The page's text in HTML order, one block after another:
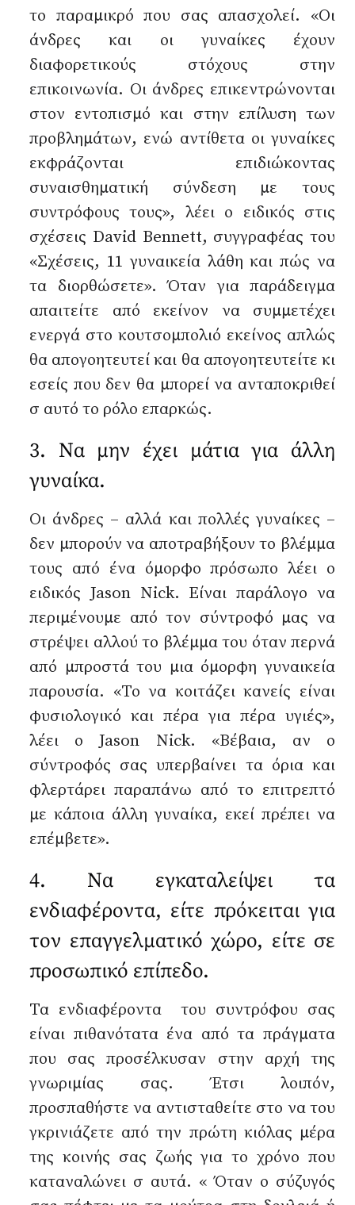
το παραμικρό που σας απασχολεί. «Οι
άνδρες και οι γυναίκες έχουν
διαφορετικούς στόχους στην
επικοινωνία. Οι άνδρες επικεντρώνονται
στον εντοπισμό και στην επίλυση των
προβλημάτων, ενώ αντίθετα οι γυναίκες
εκφράζονται επιδιώκοντας
συναισθηματική σύνδεση με τους
συντρόφους τους», λέει ο ειδικός στις
σχέσεις David Bennett, συγγραφέας του
«Σχέσεις, 11 γυναικεία λάθη και πώς να
τα διορθώσετε». Όταν για παράδειγμα
απαιτείτε από εκείνον να συμμετέχει
ενεργά στο κουτσομπολιό εκείνος απλώς
θα απογοητευτεί και θα απογοητευτείτε κι
εσείς που δεν θα μπορεί να ανταποκριθεί
σ αυτό το ρόλο επαρκώς.
3. Να μην έχει μάτια για άλλη
γυναίκα.
Οι άνδρες – αλλά και πολλές γυναίκες –
δεν μπορούν να αποτραβήξουν το βλέμμα
τους από ένα όμορφο πρόσωπο λέει ο
ειδικός Jason Nick. Είναι παράλογο να
περιμένουμε από τον σύντροφό μας να
στρέψει αλλού το βλέμμα του όταν περνά
από μπροστά του μια όμορφη γυναικεία
παρουσία. «Το να κοιτάζει κανείς είναι
φυσιολογικό και πέρα για πέρα υγιές»,
λέει ο Jason Nick. «Βέβαια, αν ο
σύντροφός σας υπερβαίνει τα όρια και
φλερτάρει παραπάνω από το επιτρεπτό
με κάποια άλλη γυναίκα, εκεί πρέπει να
επέμβετε».
4. Να εγκαταλείψει τα
ενδιαφέροντα, είτε πρόκειται για
τον επαγγελματικό χώρο, είτε σε
προσωπικό επίπεδο.
Τα ενδιαφέροντα του συντρόφου σας
είναι πιθανότατα ένα από τα πράγματα
που σας προσέλκυσαν στην αρχή της
γνωριμίας σας. Έτσι λοιπόν,
προσπαθήστε να αντισταθείτε στο να του
γκρινιάζετε από την πρώτη κιόλας μέρα
της κοινής σας ζωής για το χρόνο που
καταναλώνει σ αυτά. « Όταν ο σύζυγός